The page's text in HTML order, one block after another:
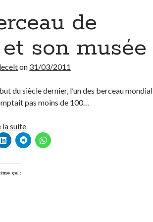
de
son musée
on 31/03/2011
du siècle dernier, l’un des berceau mondial
pas moins de 100…
la suiteLyon,
berceau
de
ça :